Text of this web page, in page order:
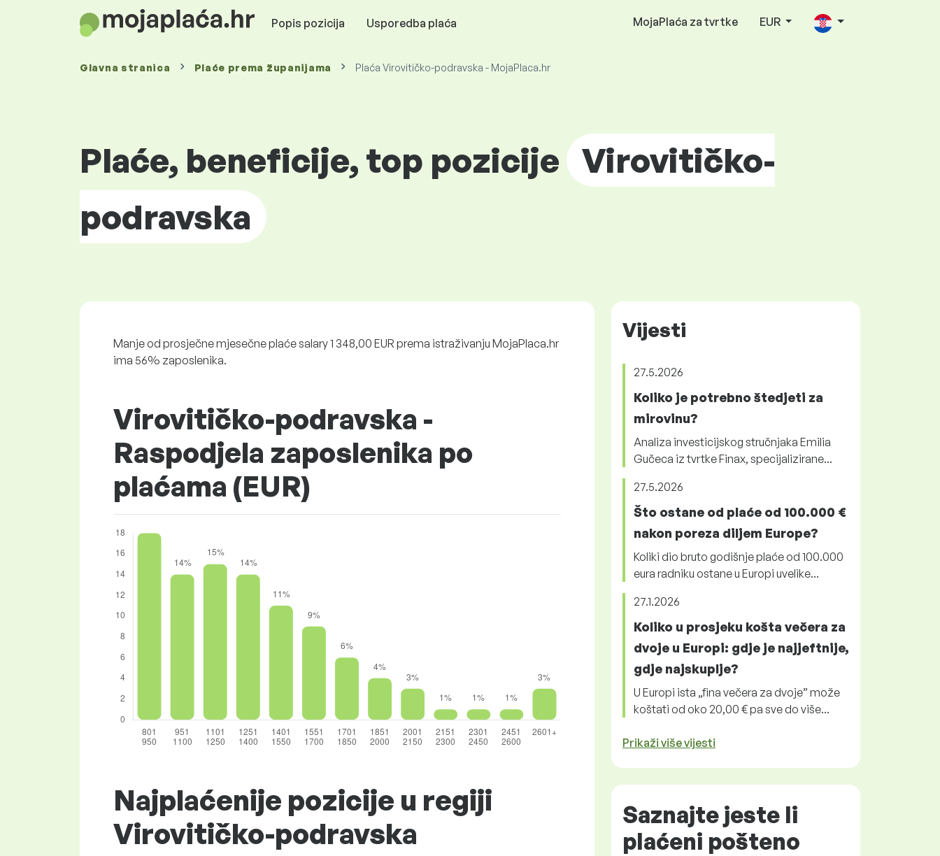
Popis pozicija Usporedba plaća MojaPlaća za tvrtke EUR
Glavna stranica Plaće prema županijama Plaća Virovitičko-podravska - MojaPlaca.hr
Plaće, beneficije, top pozicije Virovitičko-
podravska
Manje od prosječne mjesečne plaće salary 1 348,00 EUR prema istraživanju MojaPlaca.hr
ima 56% zaposlenika.
Virovitičko-podravska -
Raspodjela zaposlenika po
plaćama (EUR)
Najplaćenije pozicije u regiji
Virovitičko-podravska
Vijesti
27.5.2026
Koliko je potrebno štedjeti za
mirovinu?
Analiza investicijskog stručnjaka Emilia
Gučeca iz tvrtke Finax, specijalizirane...
27.5.2026
Što ostane od plaće od 100.000 €
nakon poreza diljem Europe?
Koliki dio bruto godišnje plaće od 100.000
eura radniku ostane u Europi uvelike...
27.1.2026
Koliko u prosjeku košta večera za
dvoje u Europi: gdje je najjeftnije,
gdje najskuplje?
U Europi ista „fina večera za dvoje” može
koštati od oko 20,00 € pa sve do više...
Prikaži više vijesti
Saznajte jeste li
plaćeni pošteno